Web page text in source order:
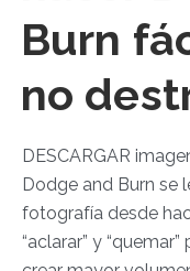
Burn
no
DESCARGAR
Dodge and Burn se
fotografía desde
“aclarar” y